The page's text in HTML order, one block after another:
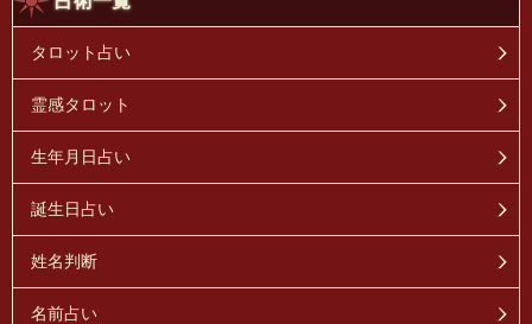
タロット占い
霊感タロット
生年月日占い
誕生日占い
姓名判断
名前占い